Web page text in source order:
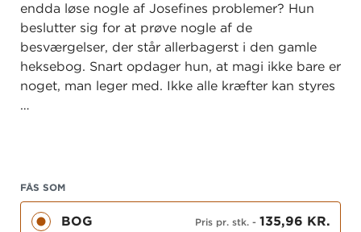
endda løse nogle af Josefines problemer? Hun
beslutter sig for at prøve nogle af de
besværgelser, der står allerbagerst i den gamle
heksebog. Snart opdager hun, at magi ikke bare er
noget, man leger med. Ikke alle kræfter kan styres
…
FÅS SOM
BOG Pris pr. stk.- 135,96 KR.